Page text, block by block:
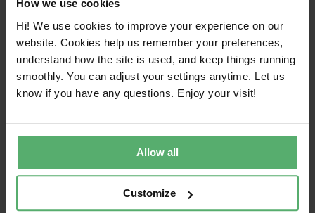
How we use cookies
Hi! We use cookies to improve your experience on our
website. Cookies help us remember your preferences,
understand how the site is used, and keep things running
smoothly. You can adjust your settings anytime. Let us
know if you have any questions. Enjoy your visit!
Allow all
Customize
迴圈性模型
在一個 循環的 經濟，目的是儘可能長時間地保持
產品和材料的使用。產品設計使用壽命長，經久
耐用，可維修和可升級。當產品不再可用時，材
料被視為在新產品中重複使用的資源。產品越能
保持其原始形狀，就越能保持其價值，下圖中的
圓圈說明瞭這一點。離使用者較近的圈子比離使
用者較遠的圈子更節省資源。